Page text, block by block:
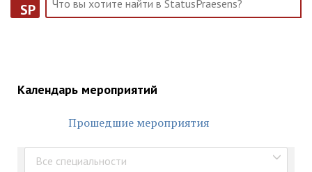
SP
Календарь мероприятий
Прошедшие мероприятия
Все специальности